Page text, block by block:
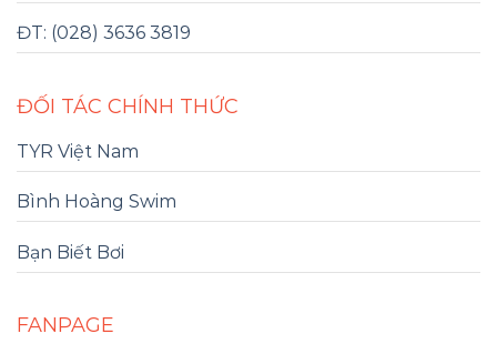
ĐT: (028) 3636 3819
ĐỐI TÁC CHÍNH THỨC
TYR Việt Nam
Bình Hoàng Swim
Bạn Biết Bơi
FANPAGE